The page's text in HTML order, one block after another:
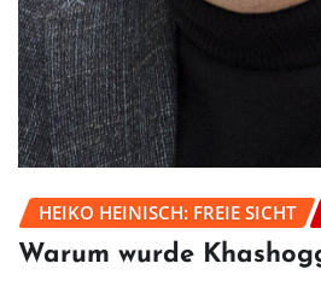
HEIKO HEINISCH: FREIE SICHT
Warum wurde